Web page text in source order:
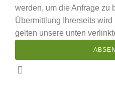
werden, um die Anfrage zu
Übermittlung Ihrerseits
gelten unsere unten